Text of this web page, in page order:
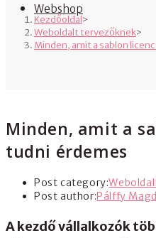
Webshop
Kezdőoldal>
Weboldalt tervezőknek>
Minden, amit a sablon
Minden, amit a
tudni érdemes
Post category:
Post author:Pálffy
A kezdő vállalkozók